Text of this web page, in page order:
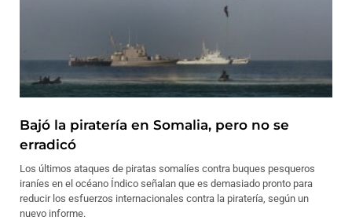
Bajó la piratería en Somalia, pero no se
erradicó
Los últimos ataques de piratas somalíes contra buques pesqueros
iraníes en el océano Índico señalan que es demasiado pronto para
reducir los esfuerzos internacionales contra la piratería, según un
nuevo informe.